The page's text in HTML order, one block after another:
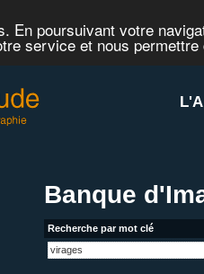
En poursuivant votre
service et nous
Banque
Recherche par mot clé